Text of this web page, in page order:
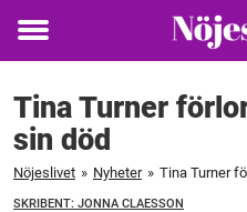
Toggle
Tina Turner
sin död
Nöjeslivet » Nyheter » Tina Turner
SKRIBENT: JONNA CLAESSON